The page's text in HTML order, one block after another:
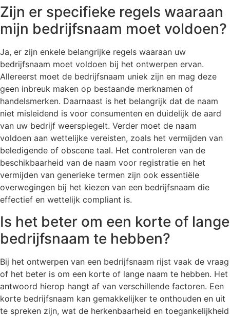
Zijn er specifieke regels waaraan
mijn bedrijfsnaam moet voldoen?
Ja, er zijn enkele belangrijke regels waaraan uw
bedrijfsnaam moet voldoen bij het ontwerpen ervan.
Allereerst moet de bedrijfsnaam uniek zijn en mag deze
geen inbreuk maken op bestaande merknamen of
handelsmerken. Daarnaast is het belangrijk dat de naam
niet misleidend is voor consumenten en duidelijk de aard
van uw bedrijf weerspiegelt. Verder moet de naam
voldoen aan wettelijke vereisten, zoals het vermijden van
beledigende of obscene taal. Het controleren van de
beschikbaarheid van de naam voor registratie en het
vermijden van generieke termen zijn ook essentiële
overwegingen bij het kiezen van een bedrijfsnaam die
effectief en wettelijk compliant is.
Is het beter om een korte of lange
bedrijfsnaam te hebben?
Bij het ontwerpen van een bedrijfsnaam rijst vaak de vraag
of het beter is om een korte of lange naam te hebben. Het
antwoord hierop hangt af van verschillende factoren. Een
korte bedrijfsnaam kan gemakkelijker te onthouden en uit
te spreken zijn, wat de herkenbaarheid en toegankelijkheid